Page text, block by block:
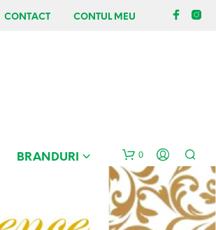
CONTACT CONTUL MEU
BRANDURI 0